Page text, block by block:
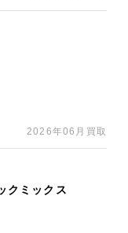
2026年06月買取
クミックス